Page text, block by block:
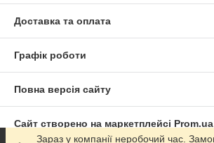
Доставка та оплата
Графік роботи
Повна версія сайту
Сайт створено на маркетплейсі Prom.ua
Зараз у компанії неробочий час.